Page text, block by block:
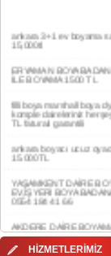
ERYAMAN BOYA
İLE BOYAMA 1500 TL
filli boya marshall boya
komple daireleriniz
ankara boyacı ucuz
15.000TL
YAŞAMKENT DAİRE
EV,İŞYERİ BOYA
AKDERE DAİRE
EV,İŞYERİ BOYA
CEBECİ DAİRE
EV,İŞYERİ BOYA
HİZMETLERİMİZ